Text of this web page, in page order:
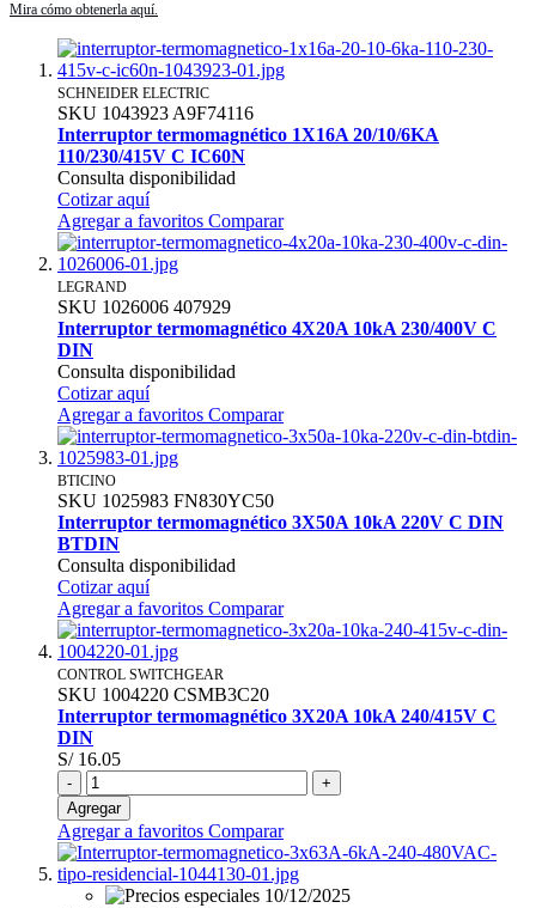
SCHNEIDER ELECTRIC
SKU 1043923 A9F74116
Interruptor termomagnético 1X16A 20/10/6KA
110/230/415V C IC60N
Consulta disponibilidad
Cotizar aquí
Agregar a favoritos Comparar
LEGRAND
SKU 1026006 407929
Interruptor termomagnético 4X20A 10kA 230/400V C
DIN
Consulta disponibilidad
Cotizar aquí
Agregar a favoritos Comparar
BTICINO
SKU 1025983 FN830YC50
Interruptor termomagnético 3X50A 10kA 220V C DIN
BTDIN
Consulta disponibilidad
Cotizar aquí
Agregar a favoritos Comparar
CONTROL SWITCHGEAR
SKU 1004220 CSMB3C20
Interruptor termomagnético 3X20A 10kA 240/415V C
DIN
S/ 16.05
-
+
Agregar
Agregar a favoritos Comparar